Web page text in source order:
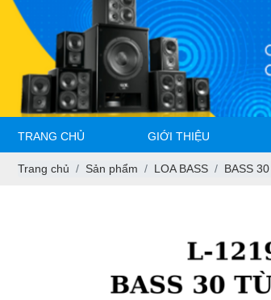
TRANG CHỦ GIỚI THIỆU
Trang chủ Sản phẩm LOA BASS BASS 30